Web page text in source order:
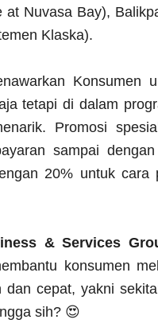
Nuvasa Bay),
Klaska).
Konsumen
tetapi di dalam
Promosi
sampai
20% untuk cara
& Services
konsumen
cepat, yakni
sih? 😍